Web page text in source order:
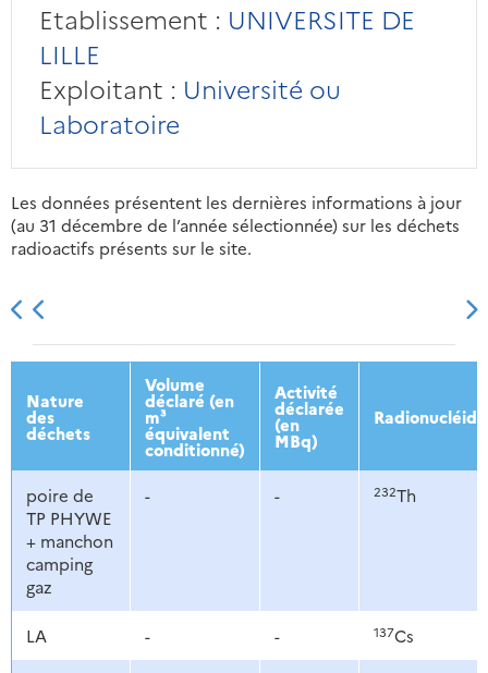
Etablissement : UNIVERSITE DE
LILLE
Exploitant : Université ou
Laboratoire
Les données présentent les dernières informations à jour
(au 31 décembre de l’année sélectionnée) sur les déchets
radioactifs présents sur le site.
2013 2014 2015 2016
Nature
des
déchets
Volume
déclaré (en
m³
équivalent
conditionné)
Activité
déclarée
(en
MBq)
poire de
TP PHYWE
+ manchon
camping
gaz
- - 232Th
LA - - 137Cs